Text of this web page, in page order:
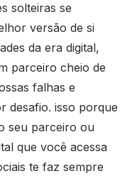
solteiras se
versão de si
da era digital,
parceiro cheio de
falhas e
desafio. isso porque
seu parceiro ou
que você acessa
te faz sempre